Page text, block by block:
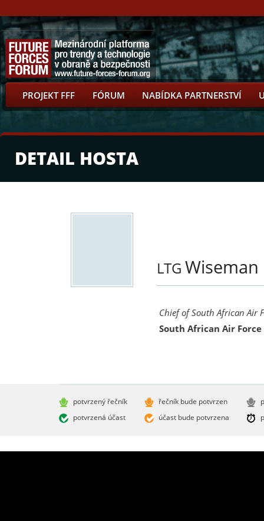
PROJEKT FFF FÓRUM NABÍDKA PARTNERSTVÍ
DETAIL HOSTA
LTG
Chief of South African Air
South African Air Force
potvrzený řečník
potvrzená účast
řečník bude potvrzen
účast bude potvrzena